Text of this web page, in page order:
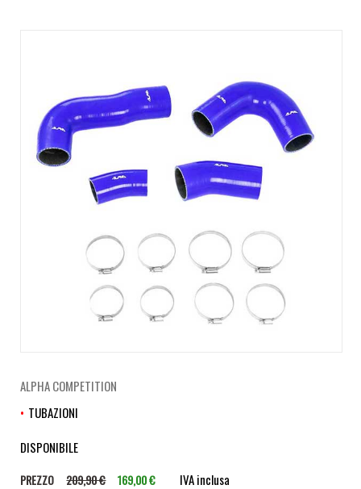
ALPHA COMPETITION
TUBAZIONI
DISPONIBILE
PREZZO 209,90 € 169,00 € IVA inclusa